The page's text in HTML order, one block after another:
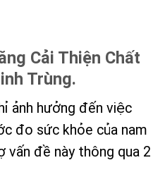
Cải Thiện Chất
Trùng.
ảnh hưởng đến việc
đo sức khỏe của nam
vấn đề này thông qua 2